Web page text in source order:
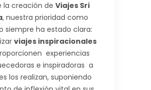
la creación de Viajes Sri
, nuestra prioridad como
siempre ha estado clara:
viajes inspiracionales
experiencias
e inspiradoras a
los realizan, suponiendo